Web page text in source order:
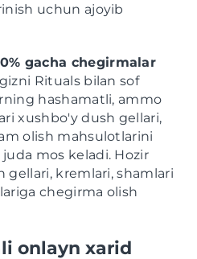
uchun ajoyib
gacha chegirmalar
Rituals bilan sof
hashamatli, ammo
xushbo'y dush gellari,
olish mahsulotlarini
mos keladi. Hozir
gellari, kremlari, shamlari
chegirma olish
onlayn xarid